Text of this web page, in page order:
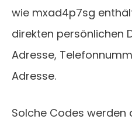
wie mxad4p7sg
direkten persönlichen
Adresse,
Adresse.
Solche Codes